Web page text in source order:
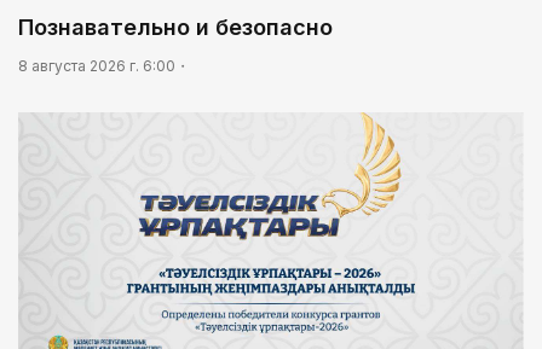
Познавательно и безопасно
8 августа 2026 г. 6:00